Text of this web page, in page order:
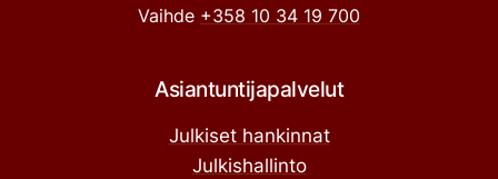
Vaihde +358 10 34 19 700
Asiantuntijapalvelut
Julkiset hankinnat
Julkishallinto